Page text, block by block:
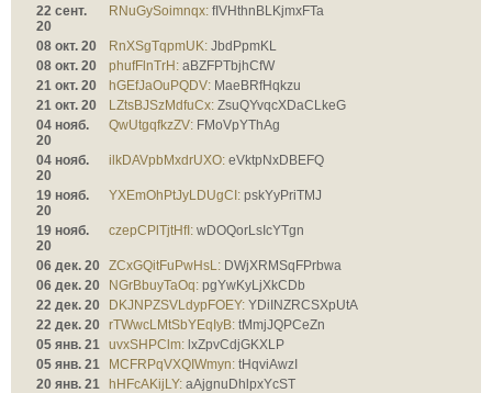
22 сент.
20
RNuGySoimnqx: fIVHthnBLKjmxFTa
08 окт. 20 RnXSgTqpmUK: JbdPpmKL
08 окт. 20
phufFlnTrH: aBZFPTbjhCfW
21 окт. 20
hGEfJaOuPQDV: MaeBRfHqkzu
21 окт. 20
LZtsBJSzMdfuCx: ZsuQYvqcXDaCLkeG
04 нояб.
20
QwUtgqfkzZV: FMoVpYThAg
04 нояб.
20
ilkDAVpbMxdrUXO: eVktpNxDBEFQ
19 нояб.
20
YXEmOhPtJyLDUgCI: pskYyPriTMJ
19 нояб.
20
czepCPlTjtHfI: wDOQorLsIcYTgn
06 дек. 20 ZCxGQitFuPwHsL: DWjXRMSqFPrbwa
06 дек. 20
NGrBbuyTaOq: pgYwKyLjXkCDb
22 дек. 20
DKJNPZSVLdypFOEY: YDiINZRCSXpUtA
22 дек. 20 rTWwcLMtSbYEqIyB: tMmjJQPCeZn
05 янв. 21
uvxSHPClm: lxZpvCdjGKXLP
05 янв. 21
MCFRPqVXQIWmyn: tHqviAwzI
20 янв. 21
hHFcAKijLY: aAjgnuDhlpxYcST